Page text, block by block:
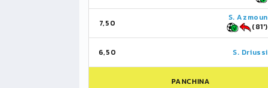
7,50
S. Azmoun
(81')
6,50 S. Driussi
PANCHINA